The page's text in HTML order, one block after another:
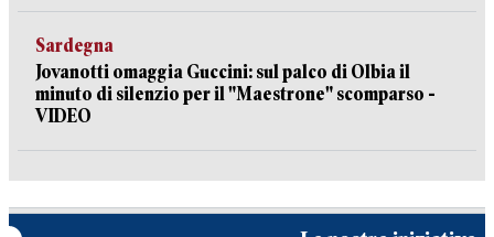
Sardegna
Jovanotti omaggia Guccini: sul palco di Olbia il
minuto di silenzio per il "Maestrone" scomparso -
VIDEO